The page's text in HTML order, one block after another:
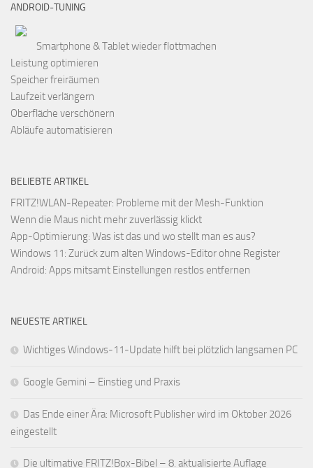
ANDROID-TUNING
Smartphone & Tablet wieder flottmachen
Leistung optimieren
Speicher freiräumen
Laufzeit verlängern
Oberfläche verschönern
Abläufe automatisieren
BELIEBTE ARTIKEL
FRITZ!WLAN-Repeater: Probleme mit der Mesh-Funktion
Wenn die Maus nicht mehr zuverlässig klickt
App-Optimierung: Was ist das und wo stellt man es aus?
Windows 11: Zurück zum alten Windows-Editor ohne Register
Android: Apps mitsamt Einstellungen restlos entfernen
NEUESTE ARTIKEL
Wichtiges Windows-11-Update hilft bei plötzlich langsamen PC
Google Gemini – Einstieg und Praxis
Das Ende einer Ära: Microsoft Publisher wird im Oktober 2026
eingestellt
Die ultimative FRITZ!Box-Bibel – 8. aktualisierte Auflage